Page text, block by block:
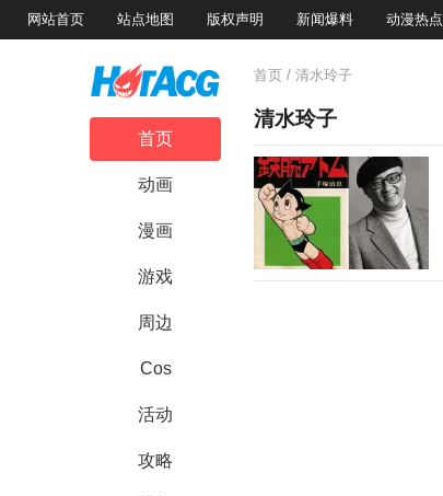
网站首页 站点地图 版权声明 新闻爆料 动漫热点
首页
动画
漫画
游戏
周边
Cos
活动
攻略
首页 / 清水玲子
清水玲子